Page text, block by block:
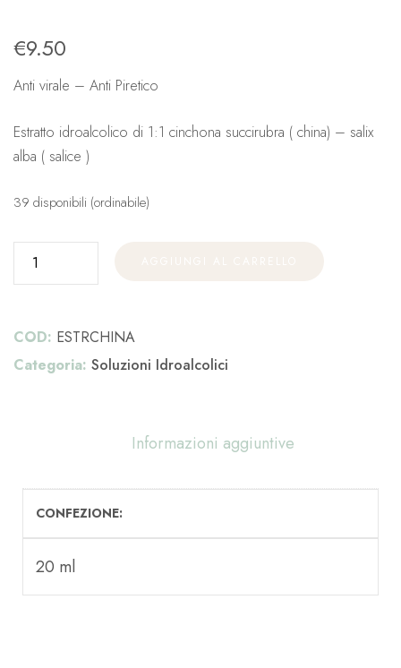
€9.50
Anti virale – Anti Piretico
Estratto idroalcolico di 1:1 cinchona succirubra ( china) – salix
alba ( salice )
39 disponibili (ordinabile)
COD: ESTRCHINA
Categoria: Soluzioni Idroalcolici
Informazioni aggiuntive
CONFEZIONE
20 ml